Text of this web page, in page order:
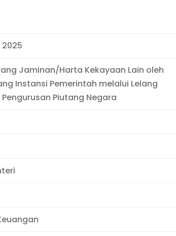
2025
Jaminan/Harta Kekayaan Lain oleh
Instansi Pemerintah melalui Lelang
Piutang Negara